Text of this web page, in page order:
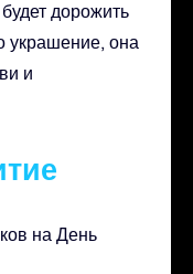
дорожить
украшение, она
и
на День